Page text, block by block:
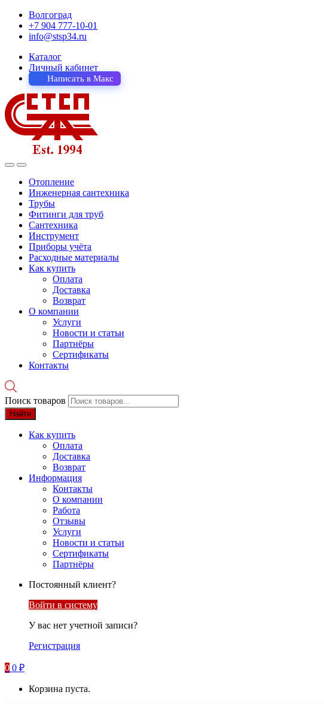
Волгоград
+7 904 777-10-01
info@stsp34.ru
Каталог
Личный кабинет
Написать в Макс
Отопление
Инженерная сантехника
Трубы
Фитинги для труб
Сантехника
Инструмент
Приборы учёта
Расходные материалы
Как купить
Оплата
Доставка
Возврат
О компании
Услуги
Новости и статьи
Партнёры
Сертификаты
Контакты
Поиск товаров
Найти
Как купить
Оплата
Доставка
Возврат
Информация
Контакты
О компании
Работа
Отзывы
Услуги
Новости и статьи
Сертификаты
Партнёры
Постоянный клиент?
Войти в систему
У вас нет учетной записи?
Регистрация
0 0 ₽
Корзина пуста.